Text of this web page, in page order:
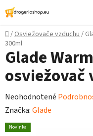
Prejsť
na
obsah
Domov
/Osviežovače vzduchu/
300ml
Glade
osviežovač
Priemerné
hodnotenie
produktu
Neohodnotené
Značka:Glade
Novinka